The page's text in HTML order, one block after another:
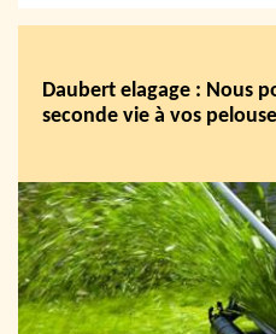
Daubert elagage : Nous
seconde vie à vos